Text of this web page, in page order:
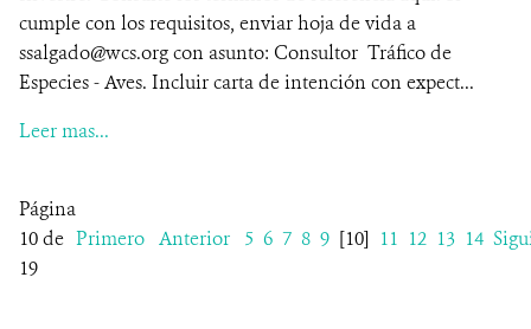
cumple con los requisitos, enviar hoja de vida a
ssalgado@wcs.org con asunto: Consultor Tráfico de
Especies - Aves. Incluir carta de intención con expect...
Leer mas...
Página
10 de
19
Primero Anterior 5 6 7 8 9 [10] 11 12 13 14